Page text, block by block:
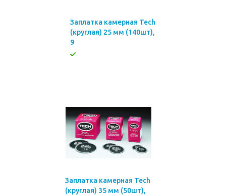
Заплатка камерная Tech
(круглая) 25 мм (140шт),
9
Заплатка камерная Tech
(круглая) 35 мм (50шт),